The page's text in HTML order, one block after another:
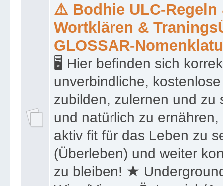
⚠️ Bodhie ULC-Regeln
Wortklären &
GLOSSAR-
🖥 Hier befinden sich
unverbindliche,
zubilden, zulernen und zu
und natürlich zu
aktiv fit für das Leben zu
(Überleben) und weiter
zu bleiben! ★